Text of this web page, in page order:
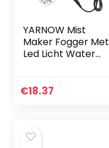
YARNOW Mist
Maker Fogger Met
Led Licht Water
Luchtbevochtiger
€18.37